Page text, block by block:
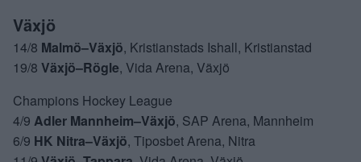
Växjö
14/8 Malmö–Växjö, Kristianstads Ishall, Kristianstad
19/8 Växjö–Rögle, Vida Arena, Växjö
Champions Hockey League
4/9 Adler Mannheim–Växjö, SAP Arena, Mannheim
6/9 HK Nitra–Växjö, Tiposbet Arena, Nitra